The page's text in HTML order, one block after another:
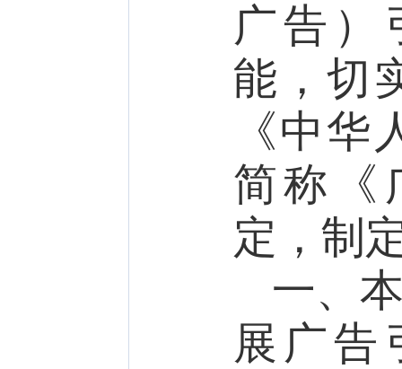
广告）
能，切
《中
简称《
定，制
一、
展广告